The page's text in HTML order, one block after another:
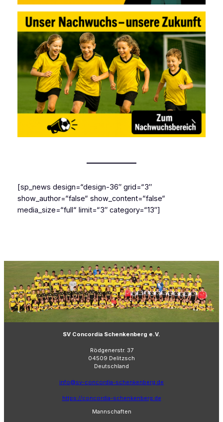
[sp_news design=“design-36″ grid=“3″
show_author=“false“ show_content=“false“
media_size=“full“ limit=“3″ category=“13″]
SV Concordia Schenkenberg e.V.
Rödgenerstr. 37
04509 Delitzsch
Deutschland
info@sv-concordia-schenkenberg.de
https://concordia-schenkenberg.de
Mannschaften